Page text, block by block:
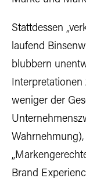
Stattdessen
laufend
blubbern
Interpretationen
weniger der
Brand